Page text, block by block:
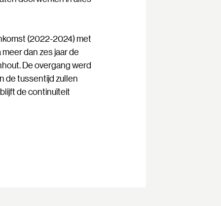
(2022-2024) met
dan zes jaar de
De overgang werd
de tussentijd zullen
de continuïteit